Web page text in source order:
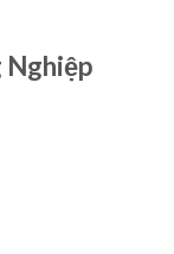
Nghiệp